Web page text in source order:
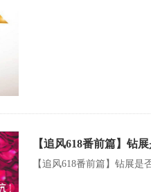
【追风618番前篇】钻
【追风618番前篇】钻展